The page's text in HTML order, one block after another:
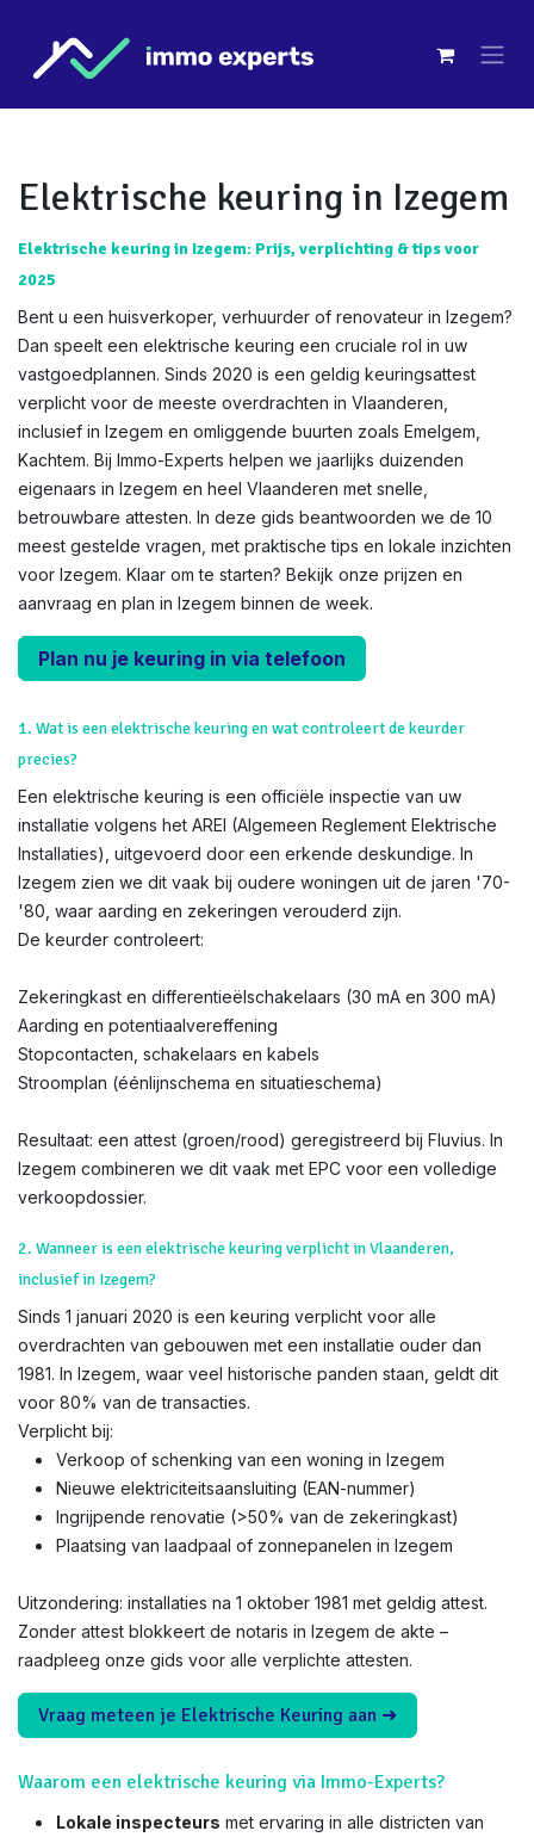
Elektrische keuring in Izegem
Elektrische keuring in Izegem: Prijs, verplichting & tips voor
2025
Bent u een huisverkoper, verhuurder of renovateur in Izegem?
Dan speelt een elektrische keuring een cruciale rol in uw
vastgoedplannen. Sinds 2020 is een geldig keuringsattest
verplicht voor de meeste overdrachten in Vlaanderen,
inclusief in Izegem en omliggende buurten zoals Emelgem,
Kachtem. Bij Immo-Experts helpen we jaarlijks duizenden
eigenaars in Izegem en heel Vlaanderen met snelle,
betrouwbare attesten. In deze gids beantwoorden we de 10
meest gestelde vragen, met praktische tips en lokale inzichten
voor Izegem. Klaar om te starten? Bekijk onze prijzen en
aanvraag en plan in Izegem binnen de week.
Plan nu je keuring in via telefoon
1. Wat is een elektrische keuring en wat controleert de keurder
precies?
Een elektrische keuring is een officiële inspectie van uw
installatie volgens het AREI (Algemeen Reglement Elektrische
Installaties), uitgevoerd door een erkende deskundige. In
Izegem zien we dit vaak bij oudere woningen uit de jaren '70-
'80, waar aarding en zekeringen verouderd zijn.
De keurder controleert:
Zekeringkast en differentieëlschakelaars (30 mA en 300 mA)
Aarding en potentiaalvereffening
Stopcontacten, schakelaars en kabels
Stroomplan (éénlijnschema en situatieschema)
Resultaat: een attest (groen/rood) geregistreerd bij Fluvius. In
Izegem combineren we dit vaak met EPC voor een volledige
verkoopdossier.
2. Wanneer is een elektrische keuring verplicht in Vlaanderen,
inclusief in Izegem?
Sinds 1 januari 2020 is een keuring verplicht voor alle
overdrachten van gebouwen met een installatie ouder dan
1981. In Izegem, waar veel historische panden staan, geldt dit
voor 80% van de transacties.
Verplicht bij:
Verkoop of schenking van een woning in Izegem
Nieuwe elektriciteitsaansluiting (EAN-nummer)
Ingrijpende renovatie (>50% van de zekeringkast)
Plaatsing van laadpaal of zonnepanelen in Izegem
Uitzondering: installaties na 1 oktober 1981 met geldig attest.
Zonder attest blokkeert de notaris in Izegem de akte –
raadpleeg onze gids voor alle verplichte attesten.
Vraag meteen je Elektrische Keuring aan ➜
Waarom een elektrische keuring via Immo-Experts?
Lokale inspecteurs met ervaring in alle districten van